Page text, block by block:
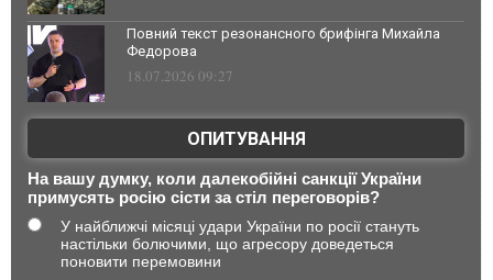
Повний текст резонансного брифінга Михайла
Федорова
18.07.2026 09:27
ОПИТУВАННЯ
На вашу думку, коли далекобійні санкції України
примусять росію сісти за стіл переговорів?
У найближчі місяці удари України по росії стануть
настільки болючими, що агресору доведеться
поновити перемовини